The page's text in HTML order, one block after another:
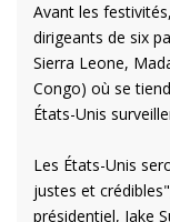
Avant les
dirigeants de six
Sierra Leone,
Congo) où se
États-Unis
Les États-Unis
justes et
présidentiel, Jake